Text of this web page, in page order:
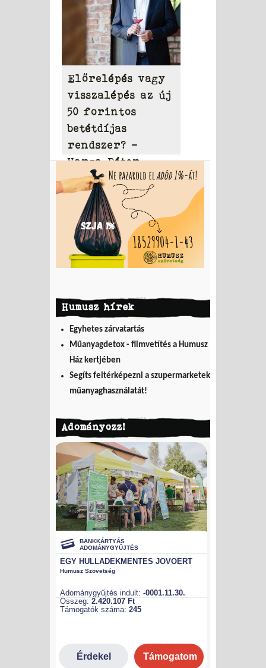
Előrelépés vagy
visszalépés az új
50 forintos
betétdíjas
rendszer? –
Varga Péter
írása
Humusz hírek
Egyhetes zárvatartás
Műanyagdetox - filmvetítés a Humusz
Ház kertjében
Segíts feltérképezni a szupermarketek
műanyaghasználatát!
Adományozz!